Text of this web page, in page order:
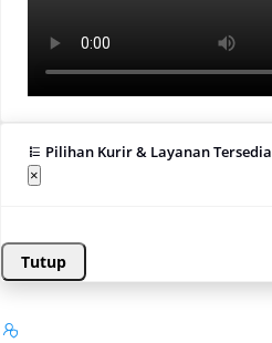
Pilihan Kurir & Layanan Tersedia
×
Tutup